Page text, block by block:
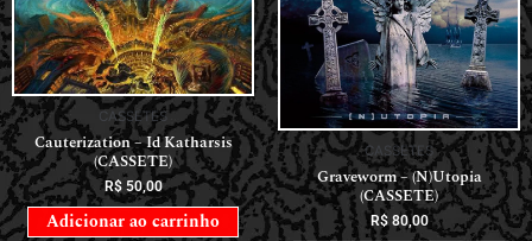
CASSETES
Cauterization – Id Katharsis
(CASSETE)
R$50,00
Adicionar ao carrinho
CASSETES
Graveworm – (N)Utopia
(CASSETE)
R$80,00